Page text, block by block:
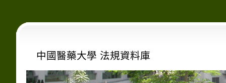
中國醫藥大學 法規資料庫